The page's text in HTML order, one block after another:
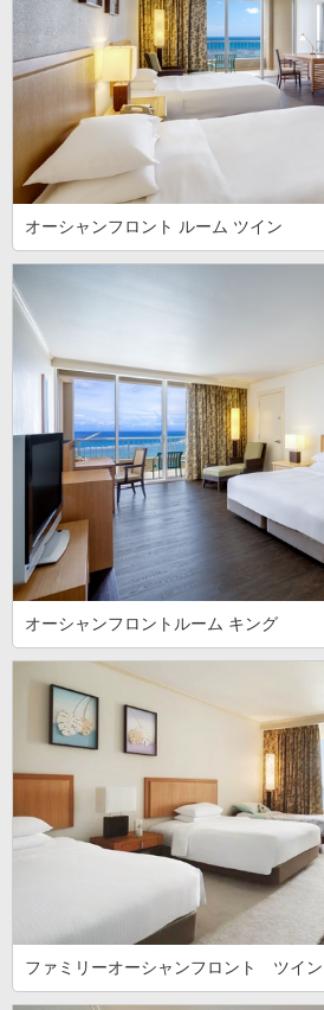
オーシャンフロント ルーム ツイン
オーシャンフロントルーム キング
ファミリーオーシャンフロント ツイン